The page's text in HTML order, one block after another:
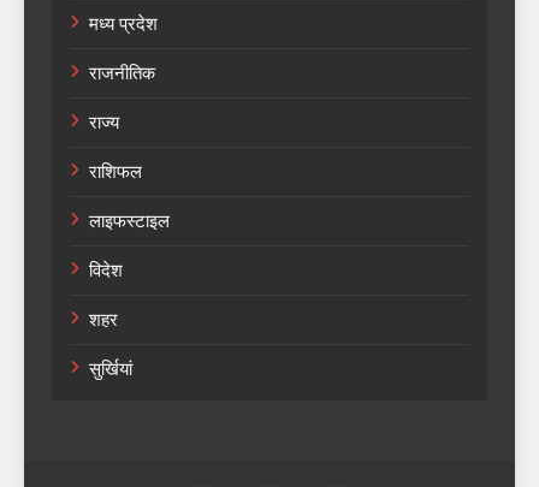
मध्य प्रदेश
राजनीतिक
राज्य
राशिफल
लाइफस्टाइल
विदेश
शहर
सुर्खियां